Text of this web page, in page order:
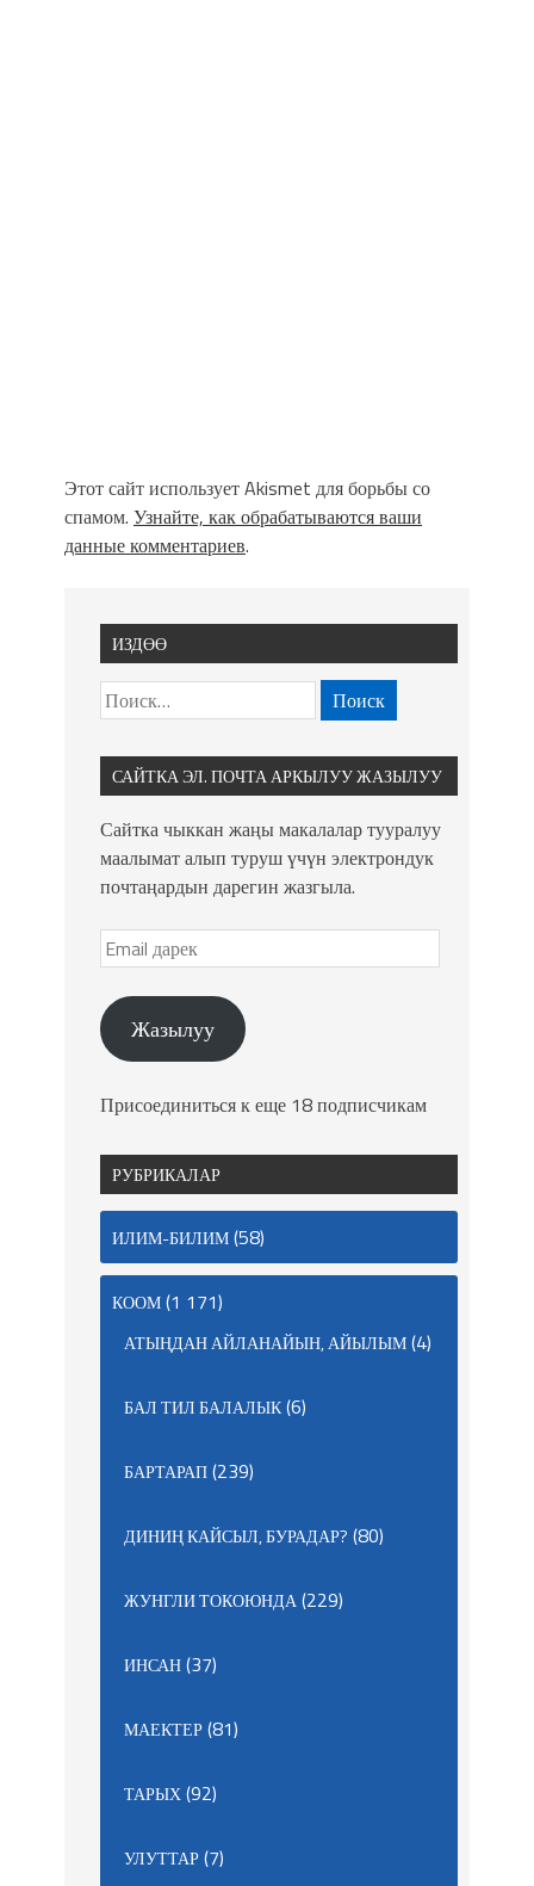
Этот сайт использует Akismet для борьбы со
спамом. Узнайте, как обрабатываются ваши
данные комментариев.
ИЗДӨӨ
САЙТКА ЭЛ. ПОЧТА АРКЫЛУУ ЖАЗЫЛУУ
Сайтка чыккан жаңы макалалар тууралуу
маалымат алып туруш үчүн электрондук
почтаңардын дарегин жазгыла.
Жазылуу
Присоединиться к еще 18 подписчикам
РУБРИКАЛАР
ИЛИМ-БИЛИМ(58)
КООМ(1 171)
АТЫҢДАН АЙЛАНАЙЫН, АЙЫЛЫМ(4)
БАЛ ТИЛ БАЛАЛЫК(6)
БАРТАРАП(239)
ДИНИҢ КАЙСЫЛ, БУРАДАР? (80)
ЖУНГЛИ ТОКОЮНДА(229)
ИНСАН(37)
МАЕКТЕР(81)
ТАРЫХ(92)
УЛУТТАР(7)